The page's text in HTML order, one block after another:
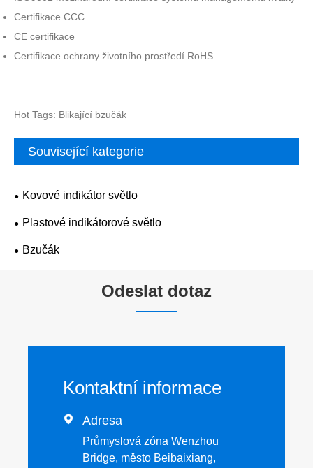
Certifikace CCC
CE certifikace
Certifikace ochrany životního prostředí RoHS
Hot Tags: Blikající bzučák
Související kategorie
Kovové indikátor světlo
Plastové indikátorové světlo
Bzučák
Odeslat dotaz
Kontaktní informace
 Adresa
Průmyslová zóna Wenzhou
Bridge, město Beibaixiang,